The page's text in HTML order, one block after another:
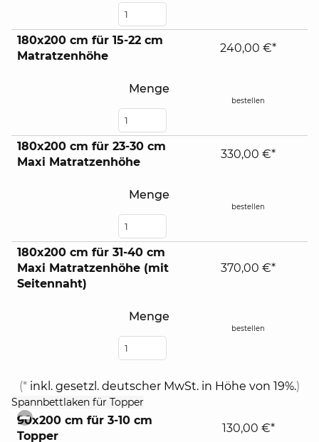
180x200 cm für 15-22 cm
Matratzenhöhe
Menge
240,00 €*
bestellen
180x200 cm für 23-30 cm
Maxi Matratzenhöhe
Menge
330,00 €*
bestellen
180x200 cm für 31-40 cm
Maxi Matratzenhöhe (mit
Seitennaht)
Menge
370,00 €*
bestellen
(* inkl. gesetzl. deutscher MwSt. in Höhe von 19%.)
Spannbettlaken für Topper
collapse
90x200 cm für 3-10 cm
Topper
130,00 €*